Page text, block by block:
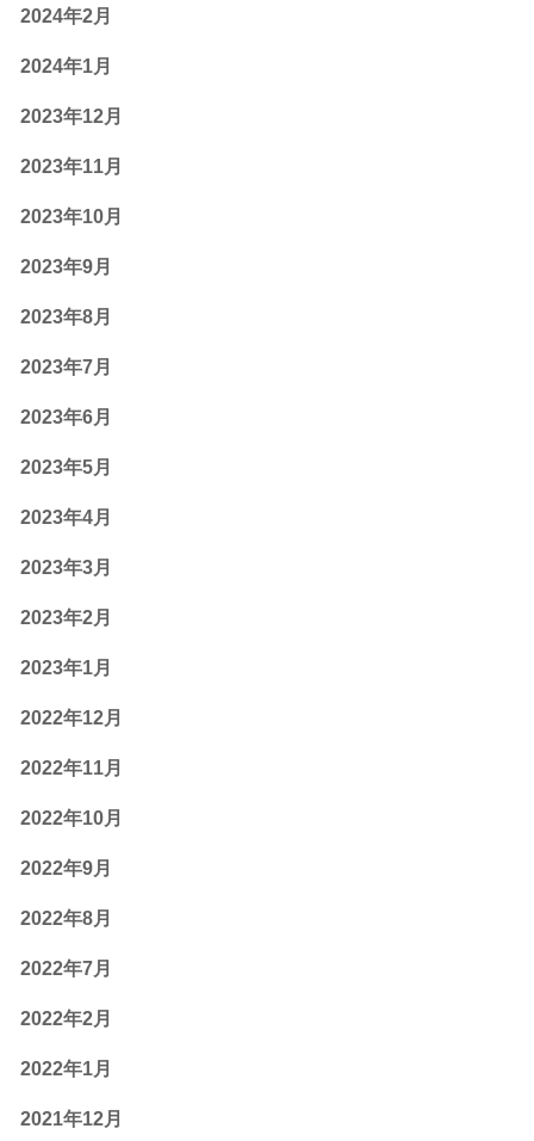
2024年2月
2024年1月
2023年12月
2023年11月
2023年10月
2023年9月
2023年8月
2023年7月
2023年6月
2023年5月
2023年4月
2023年3月
2023年2月
2023年1月
2022年12月
2022年11月
2022年10月
2022年9月
2022年8月
2022年7月
2022年2月
2022年1月
2021年12月